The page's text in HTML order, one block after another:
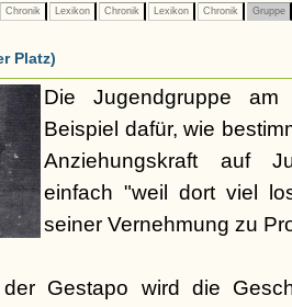
Chronik Lexikon Chronik Lexikon Chronik Gruppe
Platz)
Die Jugendgruppe
Beispiel dafür, wie
Anziehungskraft auf
einfach "weil dort viel
seiner Vernehmung zu
Gestapo wird die